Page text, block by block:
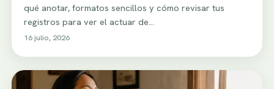
qué anotar, formatos sencillos y cómo revisar tus
registros para ver el actuar de…
16 julio, 2026